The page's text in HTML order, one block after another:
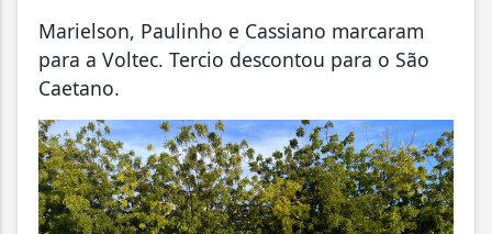
Marielson, Paulinho e Cassiano marcaram
para a Voltec. Tercio descontou para o São
Caetano.